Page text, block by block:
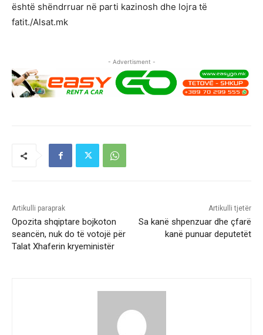
është shëndrruar në parti kazinosh dhe lojra të
fatit./Alsat.mk
- Advertisment -
Artikulli paraprak
Opozita shqiptare bojkoton
seancën, nuk do të votojë për
Talat Xhaferin kryeministër
Artikulli tjetër
Sa kanë shpenzuar dhe çfarë
kanë punuar deputetët